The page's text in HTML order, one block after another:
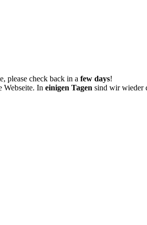
please check back in a few days!
Webseite. In einigen Tagen sind wir wieder